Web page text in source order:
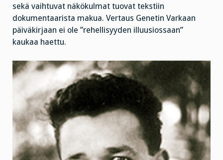
sekä vaihtuvat näkökulmat tuovat tekstiin
dokumentaarista makua. Vertaus Genetin Varkaan
päiväkirjaan ei ole ”rehellisyyden illuusiossaan”
kaukaa haettu.